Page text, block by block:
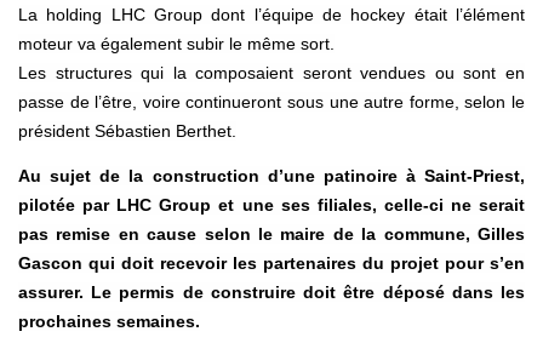
La holding LHC Group dont l’équipe de hockey était l’élément
moteur va également subir le même sort.
Les structures qui la composaient seront vendues ou sont en
passe de l’être, voire continueront sous une autre forme, selon le
président Sébastien Berthet.
Au sujet de la construction d’une patinoire à Saint-Priest,
pilotée par LHC Group et une ses filiales, celle-ci ne serait
pas remise en cause selon le maire de la commune, Gilles
Gascon qui doit recevoir les partenaires du projet pour s’en
assurer. Le permis de construire doit être déposé dans les
prochaines semaines.